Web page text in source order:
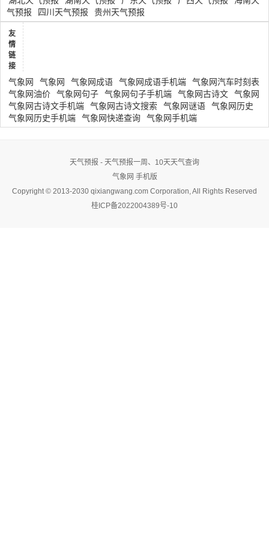
气预报
四川天气预报 贵州天气预报
友
情
链
接
气象网 气象网 气象网成语 气象网成语手机端
气象网汽车时刻表
气象网油价
气象网句子 气象网句子手机端 气象网古诗文
气象网
气象网古诗文手机端
气象网古诗文搜索 气象网谜语
气象网历史
气象网历史手机端
气象网快递查询 气象网手机端
天气预报 - 天气预报一周、10天天气查询
气象网 手机版
Copyright © 2013-2030 qixiangwang.com Corporation, All Rights Reserved
桂ICP备2022004389号-10